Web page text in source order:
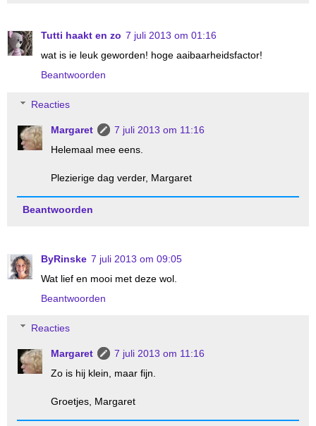
Tutti haakt en zo 7 juli 2013 om 01:16
wat is ie leuk geworden! hoge aaibaarheidsfactor!
Beantwoorden
Reacties
Margaret
7 juli 2013 om 11:16
Helemaal mee eens.
Plezierige dag verder, Margaret
Beantwoorden
ByRinske 7 juli 2013 om 09:05
Wat lief en mooi met deze wol.
Beantwoorden
Reacties
Margaret
7 juli 2013 om 11:16
Zo is hij klein, maar fijn.
Groetjes, Margaret